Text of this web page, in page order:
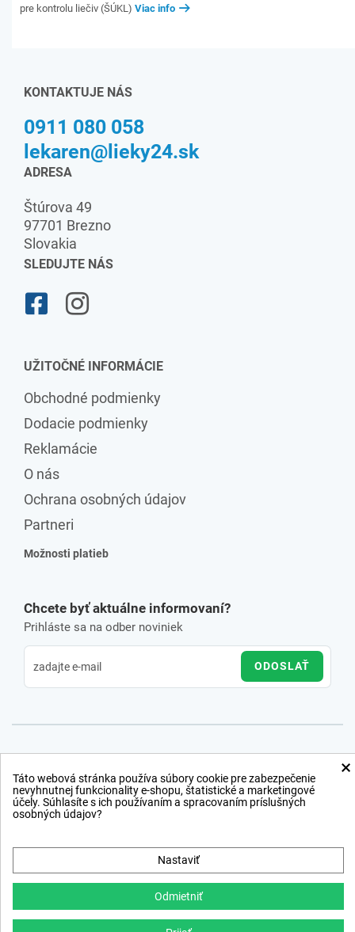
pre kontrolu liečiv (ŠÚKL) Viac info
KONTAKTUJE NÁS
0911 080 058
lekaren@lieky24.sk
ADRESA
Štúrova 49
97701 Brezno
Slovakia
SLEDUJTE NÁS
UŽITOČNÉ INFORMÁCIE
Obchodné podmienky
Dodacie podmienky
Reklamácie
O nás
Ochrana osobných údajov
Partneri
Možnosti platieb
Chcete byť aktuálne informovaní?
Prihláste sa na odber noviniek
ODOSLAŤ
×
Táto webová stránka používa súbory cookie pre zabezpečenie
nevyhnutnej funkcionality e-shopu, štatistické a marketingové
účely. Súhlasíte s ich používaním a spracovaním príslušných
osobných údajov?
Nastaviť
Odmietniť